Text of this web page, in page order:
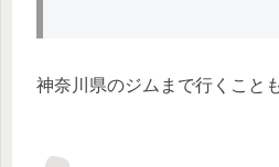
神奈川県のジムまで行くこと